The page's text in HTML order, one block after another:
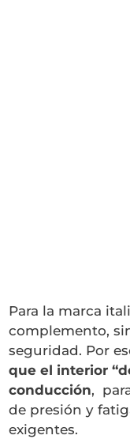
Para la marca
complemento,
seguridad. Por
que el interior
conducción,
de presión y
exigentes.